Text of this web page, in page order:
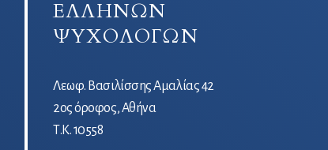
ΕΛΛΗΝΩΝ
ΨΥΧΟΛΟΓΩΝ
Λεωφ. Βασιλίσσης Αμαλίας 42
2ος όροφος, Αθήνα
Τ.Κ. 10558